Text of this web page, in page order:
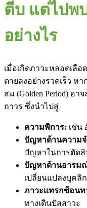
ตีบ แต่ไปพ
อย่างไร
เมื่อเกิดภาวะหลอดเลื
ตายลงอย่างรวดเร็ว ห
สม (Golden Period) อ
ถาวร ซึ่งนำไปสู่
ความพิการ: เช่น
ปัญหาด้านความ
ปัญหาในการตัดสิ
ปัญหาด้านอารม
เปลี่ยนแปลงบุคลิ
ภาวะแทรกซ้อนท
ทางเดินปัสสาวะ